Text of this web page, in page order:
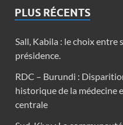
PLUS RÉCENTS
Sall, Kabila : le choix entre
présidence.
RDC – Burundi :
historique de la médecine
centrale